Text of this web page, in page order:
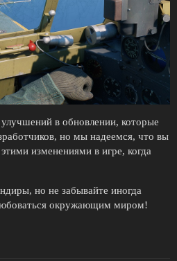
в обновлении, которые
но мы надеемся, что вы
изменениями в игре, когда
но не забывайте иногда
окружающим миром!